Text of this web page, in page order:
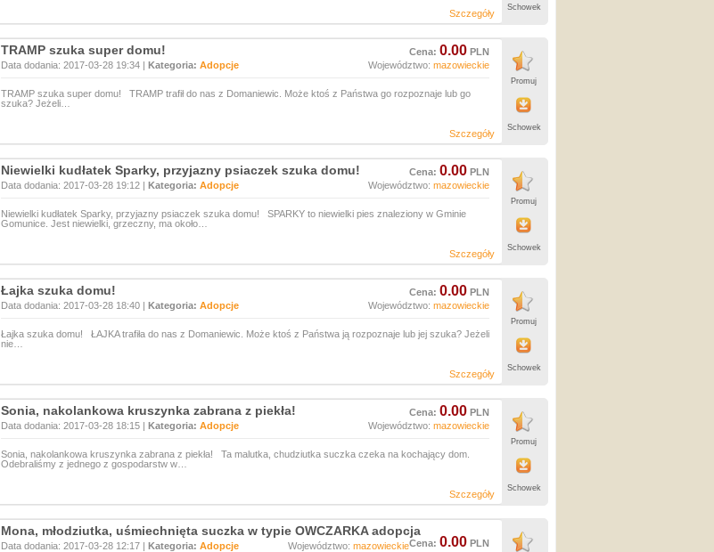
Szczegóły
Schowek
TRAMP szuka super domu! Cena: 0.00 PLN
Data dodania: 2017-03-28 19:34 | Kategoria: Adopcje Województwo: mazowieckie
TRAMP szuka super domu! TRAMP trafił do nas z Domaniewic. Może ktoś z Państwa go rozpoznaje lub go
szuka? Jeżeli…
Szczegóły
Promuj
Schowek
Niewielki kudłatek Sparky, przyjazny psiaczek szuka domu! Cena: 0.00 PLN
Data dodania: 2017-03-28 19:12 | Kategoria: Adopcje Województwo: mazowieckie
Niewielki kudłatek Sparky, przyjazny psiaczek szuka domu! SPARKY to niewielki pies znaleziony w Gminie
Gomunice. Jest niewielki, grzeczny, ma około…
Szczegóły
Promuj
Schowek
Łajka szuka domu! Cena: 0.00 PLN
Data dodania: 2017-03-28 18:40 | Kategoria: Adopcje Województwo: mazowieckie
Łajka szuka domu! ŁAJKA trafiła do nas z Domaniewic. Może ktoś z Państwa ją rozpoznaje lub jej szuka? Jeżeli
nie…
Szczegóły
Promuj
Schowek
Sonia, nakolankowa kruszynka zabrana z piekła! Cena: 0.00 PLN
Data dodania: 2017-03-28 18:15 | Kategoria: Adopcje Województwo: mazowieckie
Sonia, nakolankowa kruszynka zabrana z piekła! Ta malutka, chudziutka suczka czeka na kochający dom.
Odebraliśmy z jednego z gospodarstw w…
Szczegóły
Promuj
Schowek
Mona, młodziutka, uśmiechnięta suczka w typie OWCZARKA adopcja
Cena: 0.00 PLN
Data dodania: 2017-03-28 12:17 | Kategoria: Adopcje Województwo: mazowieckie